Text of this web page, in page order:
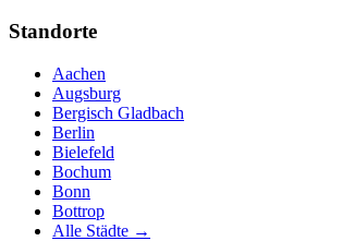
Standorte
Aachen
Augsburg
Bergisch Gladbach
Berlin
Bielefeld
Bochum
Bonn
Bottrop
Alle Städte →